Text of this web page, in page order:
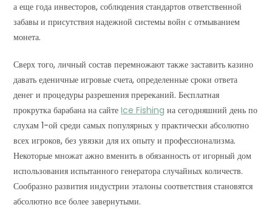
а еще года инвесторов, соблюдения стандартов ответственной
забавы и присутствия надежной системы войн с отмыванием
монета.
Сверх того, личный состав перемножают также заставить казино
давать еденичные игровые счета, определенные сроки ответа
денег и процедуры разрешения пререканий. Бесплатная
прокрутка барабана на сайтеIce Fishing на сегодняшний день по
слухам 1-ой среди самых популярных у практически абсолютно
всех игроков, без увязки для их опыту и профессионализма.
Некоторые множат ажно вменить в обязанность от игорный дом
использования испытанного генератора случайных количеств.
Сообразно развития индустрии эталоны соответствия становятся
абсолютно все более завернутыми.